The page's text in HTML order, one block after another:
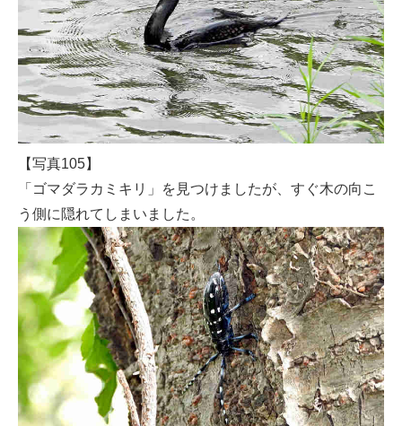
【写真105】
「ゴマダラカミキリ」を見つけましたが、すぐ木の向こ
う側に隠れてしまいました。